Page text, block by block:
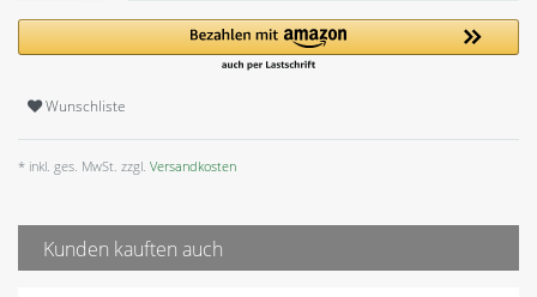
Wunschliste
* inkl. ges. MwSt. zzgl. Versandkosten
Kunden kauften auch